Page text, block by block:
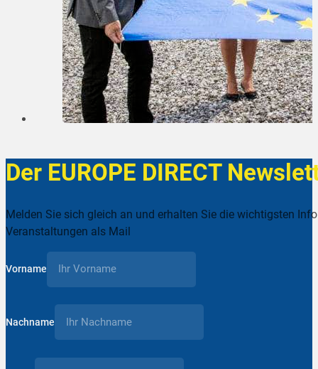
Der EUROPE DIRECT
Melden Sie sich gleich an und erhalten Sie die wichtigsten
Veranstaltungen als Mail
Vorname
Nachname